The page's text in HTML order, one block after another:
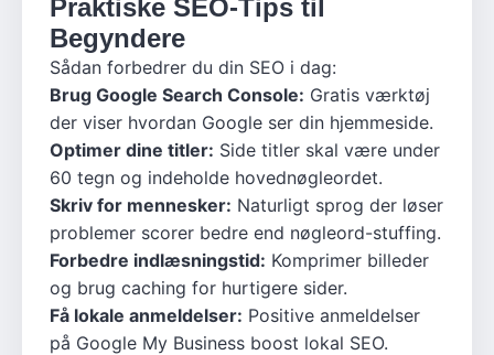
Praktiske SEO-Tips til
Begyndere
Sådan forbedrer du din SEO i dag:
Brug Google Search Console: Gratis værktøj
der viser hvordan Google ser din hjemmeside.
Optimer dine titler: Side titler skal være under
60 tegn og indeholde hovednøgleordet.
Skriv for mennesker: Naturligt sprog der løser
problemer scorer bedre end nøgleord-stuffing.
Forbedre indlæsningstid: Komprimer billeder
og brug caching for hurtigere sider.
Få lokale anmeldelser: Positive anmeldelser
på Google My Business boost lokal SEO.